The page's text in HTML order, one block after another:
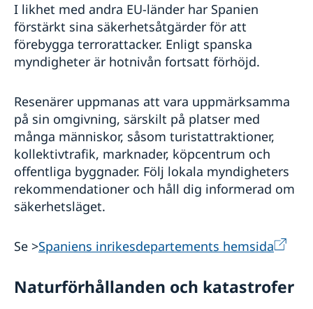
I likhet med andra EU-länder har Spanien
förstärkt sina säkerhetsåtgärder för att
förebygga terrorattacker. Enligt spanska
myndigheter är hotnivån fortsatt förhöjd.
Resenärer uppmanas att vara uppmärksamma
på sin omgivning, särskilt på platser med
många människor, såsom turistattraktioner,
kollektivtrafik, marknader, köpcentrum och
offentliga byggnader. Följ lokala myndigheters
rekommendationer och håll dig informerad om
säkerhetsläget.
Se >Spaniens inrikesdepartements hemsida
Naturförhållanden och katastrofer